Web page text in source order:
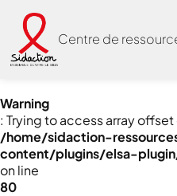
Warning
: Trying to access array
/home/sidaction-
content/plugins/elsa-
on line
80
Centre de